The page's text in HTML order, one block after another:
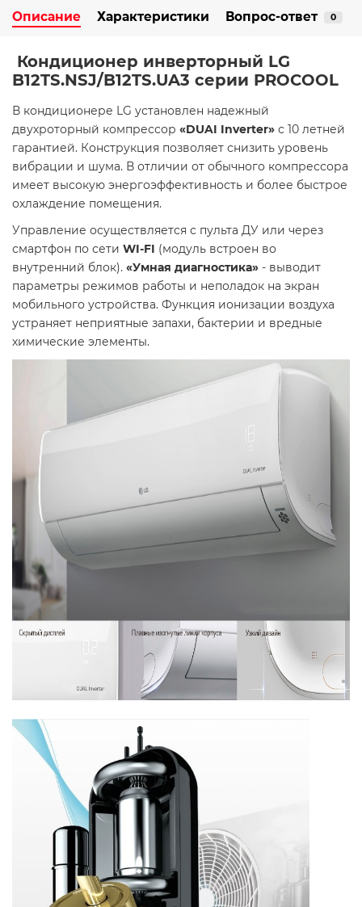
Описание Характеристики Вопрос-ответ 0
Кондиционер инверторный LG
B12TS.NSJ/B12TS.UA3 серии PROCOOL
В кондиционере LG установлен надежный
двухроторный компрессор «DUAI Inverter» с 10 летней
гарантией. Конструкция позволяет снизить уровень
вибрации и шума. В отличии от обычного компрессора
имеет высокую энергоэффективность и более быстрое
охлаждение помещения.
Управление осуществляется с пульта ДУ или через
смартфон по сети WI-FI (модуль встроен во
внутренний блок). «Умная диагностика» - выводит
параметры режимов работы и неполадок на экран
мобильного устройства. Функция ионизации воздуха
устраняет неприятные запахи, бактерии и вредные
химические элементы.